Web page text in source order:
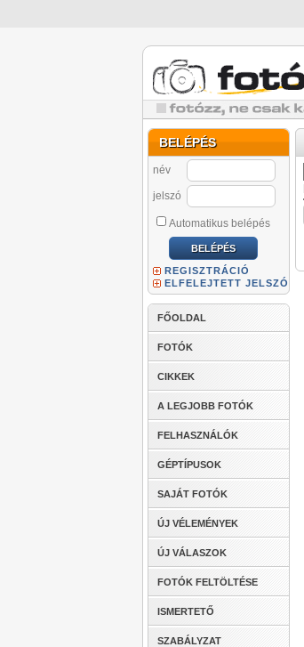
BELÉPÉS
név
jelszó
Automatikus belépés
REGISZTRÁCIÓ
ELFELEJTETT JELSZÓ
FŐOLDAL
FOTÓK
CIKKEK
A LEGJOBB FOTÓK
FELHASZNÁLÓK
GÉPTÍPUSOK
SAJÁT FOTÓK
ÚJ VÉLEMÉNYEK
ÚJ VÁLASZOK
FOTÓK FELTÖLTÉSE
ISMERTETŐ
SZABÁLYZAT